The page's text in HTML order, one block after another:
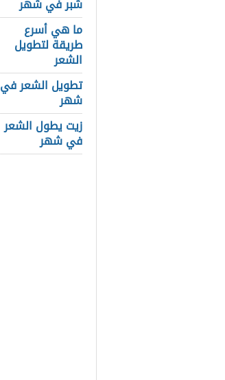
شبر في شهر
ما هي أسرع
طريقة لتطويل
الشعر
تطويل الشعر في
شهر
زيت يطول الشعر
في شهر